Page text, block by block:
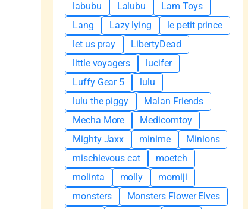
labubu
Lalubu
Lam Toys
Lang
Lazy lying
le petit prince
let us pray
LibertyDead
little voyagers
lucifer
Luffy Gear 5
lulu
lulu the piggy
Malan Friends
Mecha More
Medicomtoy
Mighty Jaxx
minime
Minions
mischievous cat
moetch
molinta
molly
momiji
monsters
Monsters Flower Elves